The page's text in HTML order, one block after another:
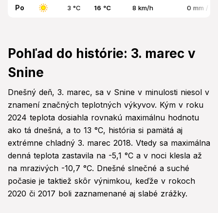
Po 3 °C 16 °C 8 km/h 0 mm /
Pohľad do histórie: 3. marec v
Snine
Dnešný deň, 3. marec, sa v Snine v minulosti niesol v
znamení značných teplotných výkyvov. Kým v roku
2024 teplota dosiahla rovnakú maximálnu hodnotu
ako tá dnešná, a to 13 °C, história si pamätá aj
extrémne chladný 3. marec 2018. Vtedy sa maximálna
denná teplota zastavila na -5,1 °C a v noci klesla až
na mrazivých -10,7 °C. Dnešné slnečné a suché
počasie je taktiež skôr výnimkou, keďže v rokoch
2020 či 2017 boli zaznamenané aj slabé zrážky.